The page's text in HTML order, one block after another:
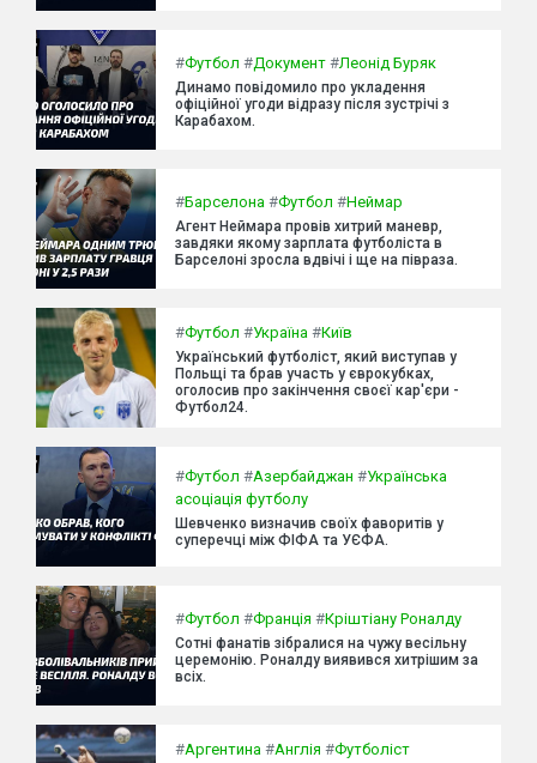
#Футбол #Документ #Леонід Буряк
Динамо повідомило про укладення
офіційної угоди відразу після зустрічі з
Карабахом.
#Барселона #Футбол #Неймар
Агент Неймара провів хитрий маневр,
завдяки якому зарплата футболіста в
Барселоні зросла вдвічі і ще на півраза.
#Футбол #Україна #Київ
Український футболіст, який виступав у
Польщі та брав участь у єврокубках,
оголосив про закінчення своєї кар'єри -
Футбол24.
#Футбол #Азербайджан #Українська
асоціація футболу
Шевченко визначив своїх фаворитів у
суперечці між ФІФА та УЄФА.
#Футбол #Франція #Кріштіану Роналду
Сотні фанатів зібралися на чужу весільну
церемонію. Роналду виявився хитрішим за
всіх.
#Аргентина #Англія #Футболіст